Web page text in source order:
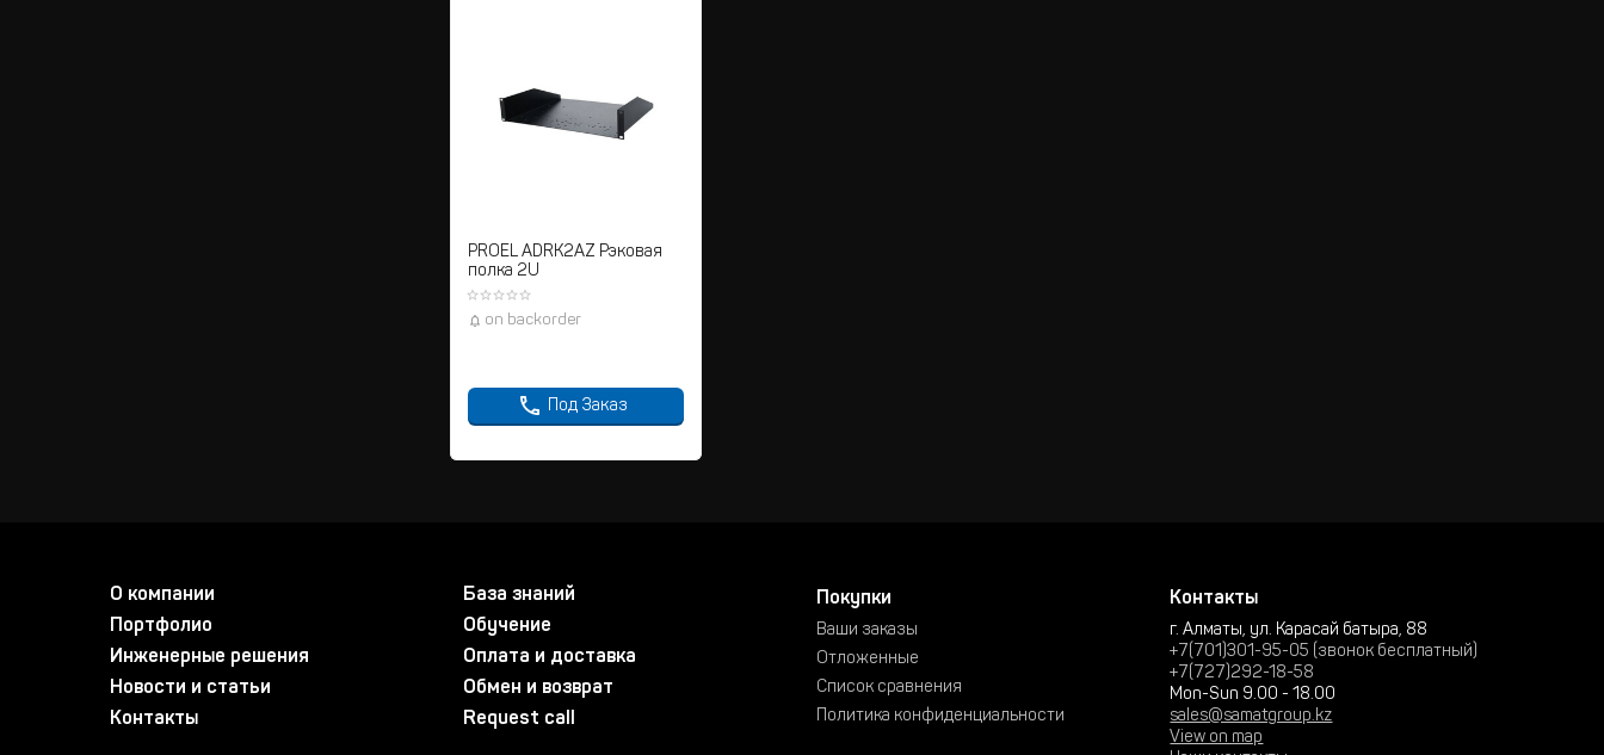
PROEL ADRK2AZ Рэковая
полка 2U
on backorder
Под Заказ
О компании
Портфолио
Инженерные решения
Новости и статьи
Контакты
База знаний
Обучение
Оплата и доставка
Обмен и возврат
Request call
Покупки
Ваши заказы
Отложенные
Список сравнения
Политика конфиденциальности
Контакты
г. Алматы, ул. Карасай батыра, 88
+7(701)301-95-05 (звонок бесплатный)
+7(727)292-18-58
Mon-Sun 9.00 - 18.00
sales@samatgroup.kz
View on map